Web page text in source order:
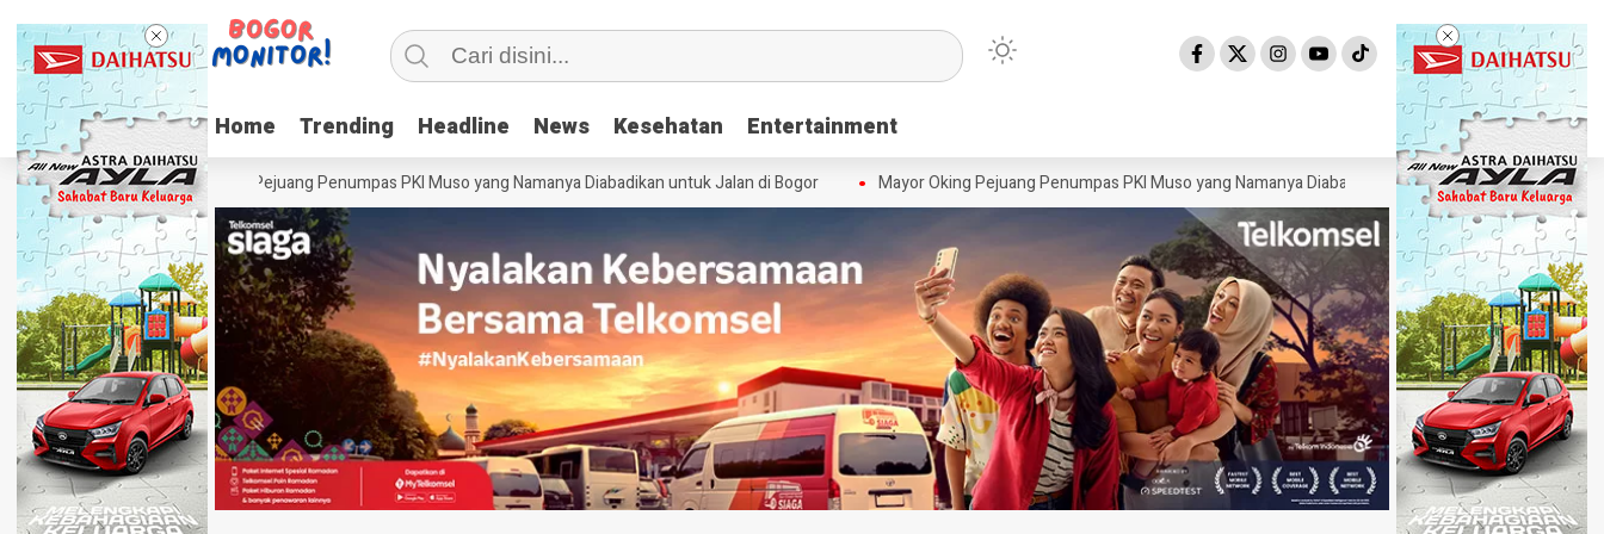
Home Trending Headline News Kesehatan Entertainment
Home Trending Headline News Kesehatan Entertainment
Mayor Oking Pejuang Penumpas PKI Muso yang Namanya Diabadikan untuk Jalan di Bogor Mayor Oking Pejuang Penumpas PKI Muso yang Namanya Diabadikan untuk Jalan di Bogor